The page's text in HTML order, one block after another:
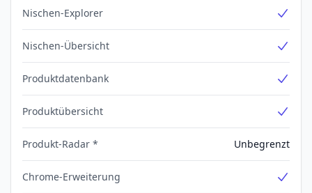
Nischen-Explorer
Nischen-Übersicht
Produktdatenbank
Produktübersicht
Produkt-Radar * Unbegrenzt
Chrome-Erweiterung